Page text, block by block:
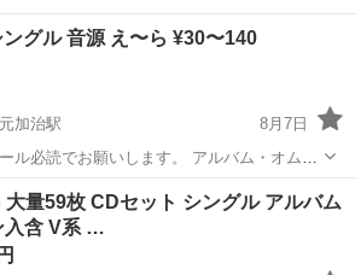
グル 音源 え〜ら ¥30〜140
加治駅
8月7日
お願いします。 アルバム・オムニ
ブスク解禁していないアーティストも多い
【※一部編集中により抜けがございます】
品と...
治駅 CD 状態
量59枚 CDセット シングル アルバム
入含 V系 …